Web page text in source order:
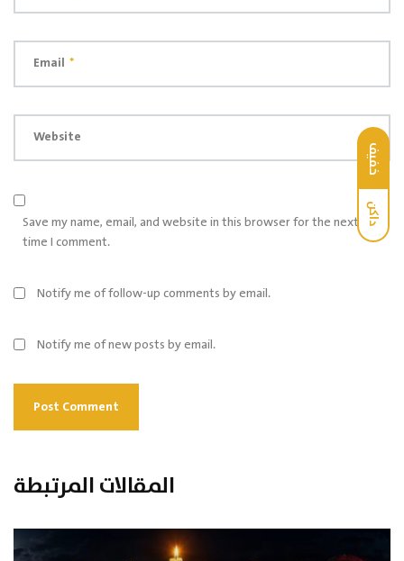
خفيف
داكن
Email *
Website
Save my name, email, and website in this browser for the next
time I comment.
Notify me of follow-up comments by email.
Notify me of new posts by email.
المقالات المرتبطة